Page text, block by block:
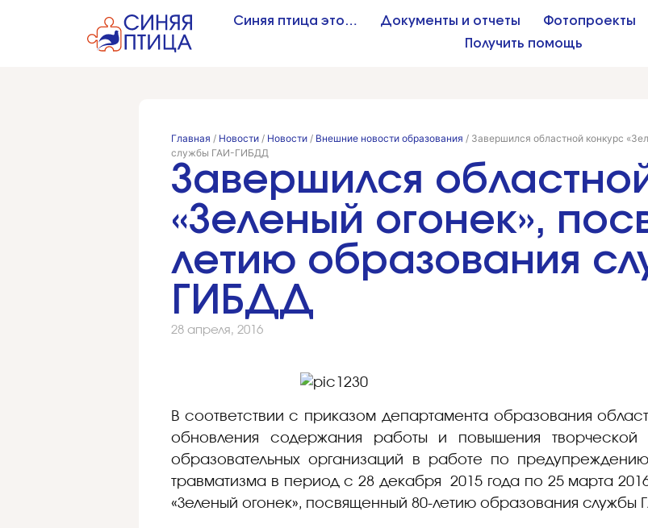
Синяя птица это… Документы и отчеты Фотопроекты
Получить помощь
Главная / Новости / Новости / Внешние новости образования / Завершился областной конкурс
службы ГАИ-ГИБДД
Завершился
«Зеленый огонек»,
летию образования
ГИБДД
28 апреля, 2016
В соответствии с приказом департамента образования
обновления содержания работы и повышения творческой
образовательных организаций в работе по
травматизма в период с 28 декабря 2015 года по 25 марта
«Зеленый огонек», посвященный 80-летию образования службы